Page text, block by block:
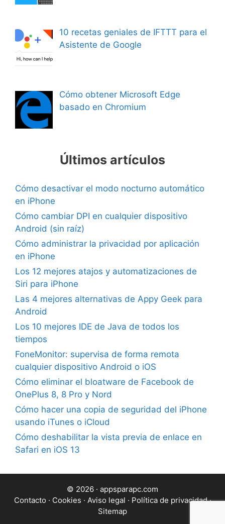
10 recetas geniales de IFTTT para el
Asistente de Google
Cómo obtener Microsoft Edge
basado en Chromium
Últimos artículos
Cómo desactivar el modo nocturno automático
en iPhone
Cómo cambiar DPI en cualquier dispositivo
Android (sin raíz)
Cómo administrar la privacidad por aplicación
en iPhone
Los 12 mejores atajos y automatizaciones de
Siri para iPhone
Las 4 mejores alternativas de Appy Geek para
Android
Los 10 mejores IDE de Java de todos los
tiempos
FoneMonitor: supervisa de forma remota
cualquier dispositivo Android o iOS
Cómo eliminar el bloatware de Facebook de
OnePlus 8, 8 Pro y Nord
Cómo hacer una copia de seguridad del iPhone
usando iTunes o iCloud
Cómo deshabilitar la vista previa de enlace en
Safari en iOS 13
© 2026 · appsparapc.com
Contacto · Cookies · Aviso legal · Política de privacidad·
Sitemap